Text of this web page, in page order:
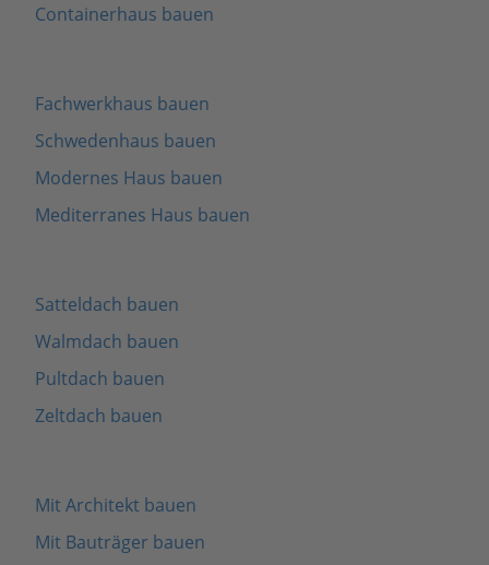
Containerhaus bauen
Fachwerkhaus bauen
Schwedenhaus bauen
Modernes Haus bauen
Mediterranes Haus bauen
Satteldach bauen
Walmdach bauen
Pultdach bauen
Zeltdach bauen
Mit Architekt bauen
Mit Bauträger bauen